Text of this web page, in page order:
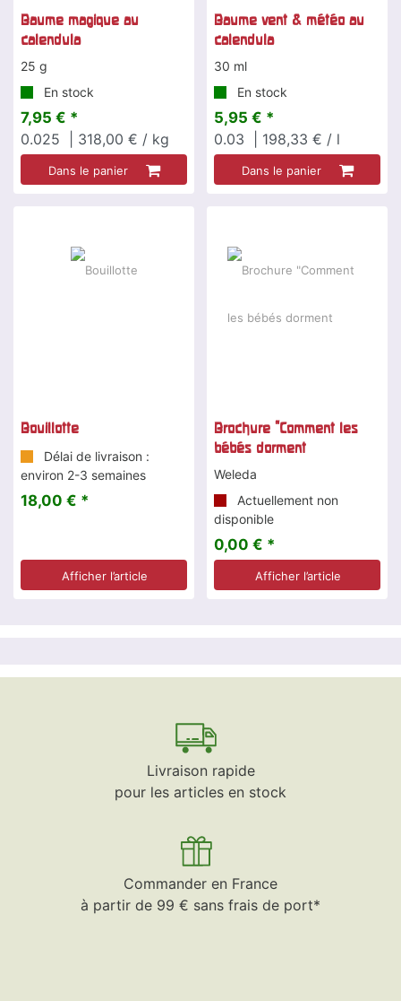
Baume magique au
calendula
25 g
En stock
7,95 € *
0.025
| 318,00 € / kg
Dans le panier
Baume vent & météo au
calendula
30 ml
En stock
5,95 € *
0.03
| 198,33 € / l
Dans le panier
Bouillotte
Délai de livraison :
environ 2-3 semaines
18,00 € *
Afficher l’article
Brochure "Comment les
bébés dorment
Weleda
Actuellement non
disponible
0,00 € *
Afficher l’article
Livraison rapide
pour les articles en stock
Commander en France
à partir de 99 € sans frais de port*